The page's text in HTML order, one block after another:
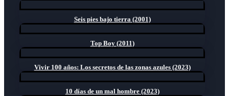
Seis pies bajo tierra (2001)
Top Boy (2011)
Vivir 100 años: Los secretos de las zonas azules (2023)
10 días de un mal hombre (2023)